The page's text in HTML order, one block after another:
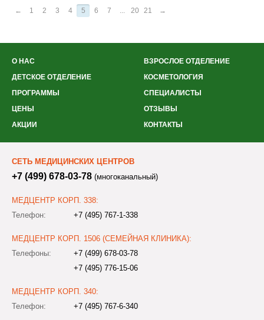
← 1 2 3 4 5 6 7 ... 20 21 →
О НАС
ВЗРОСЛОЕ ОТДЕЛЕНИЕ
ДЕТСКОЕ ОТДЕЛЕНИЕ
КОСМЕТОЛОГИЯ
ПРОГРАММЫ
СПЕЦИАЛИСТЫ
ЦЕНЫ
ОТЗЫВЫ
АКЦИИ
КОНТАКТЫ
СЕТЬ МЕДИЦИНСКИХ ЦЕНТРОВ
+7 (499) 678-03-78 (многоканальный)
МЕДЦЕНТР КОРП. 338:
Телефон:
+7 (495) 767-1-338
МЕДЦЕНТР КОРП. 1506 (СЕМЕЙНАЯ КЛИНИКА):
Телефоны:
+7 (499) 678-03-78
+7 (495) 776-15-06
МЕДЦЕНТР КОРП. 340:
Телефон:
+7 (495) 767-6-340